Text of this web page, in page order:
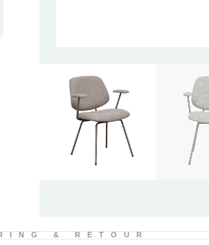
& RETOUR